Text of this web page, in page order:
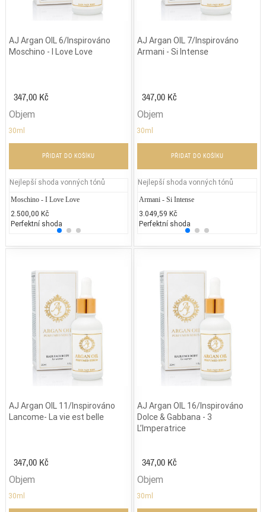
AJ Argan OIL 6/Inspirováno
Moschino - I Love Love
347,00 Kč
Objem
30ml
PŘIDAT DO KOŠÍKU
Nejlepší shoda vonných tónů
Moschino - I Love Love
2.500,00 Kč
Perfektní shoda
Armani - Acqua di Giò
2.900,00 Kč
25% běžných vonných tónů
AJ Argan OIL 7/Inspirováno
Armani - Si Intense
347,00 Kč
Objem
30ml
PŘIDAT DO KOŠÍKU
Nejlepší shoda vonných tónů
Armani - Si Intense
3.049,59 Kč
Perfektní shoda
AJ Argan OIL 11/Inspirováno
Lancome- La vie est belle
347,00 Kč
Objem
30ml
AJ Argan OIL 16/Inspirováno
Dolce & Gabbana - 3
L’Imperatrice
347,00 Kč
Objem
30ml